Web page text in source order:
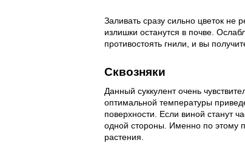
Заливать сразу сильно цветок не
излишки останутся в почве.
противостоять гнили, и вы
Сквозняки
Данный суккулент очень
оптимальной температуры
поверхности. Если виной станут
одной стороны. Именно по этому
растения.